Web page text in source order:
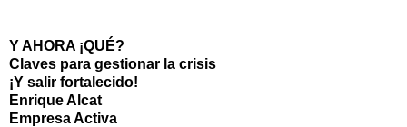
Y AHORA ¡QUÉ?
Claves para gestionar la crisis
¡Y salir fortalecido!
Enrique Alcat
Empresa Activa